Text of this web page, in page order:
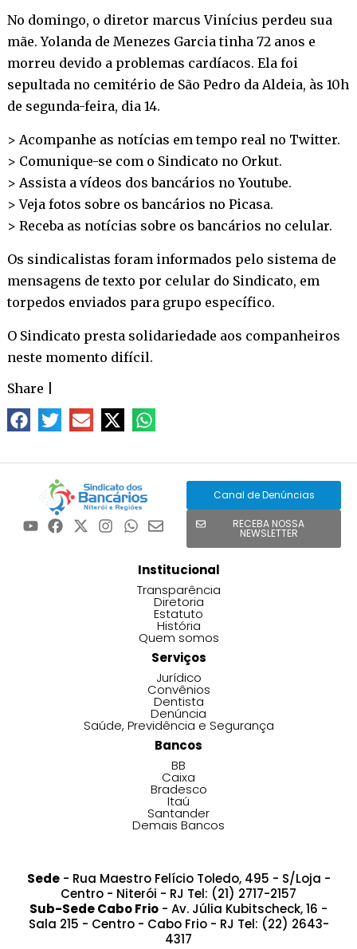
No domingo, o diretor marcus Vinícius perdeu sua
mãe. Yolanda de Menezes Garcia tinha 72 anos e
morreu devido a problemas cardíacos. Ela foi
sepultada no cemitério de São Pedro da Aldeia, às 10h
de segunda-feira, dia 14.
> Acompanhe as notícias em tempo real no Twitter.
> Comunique-se com o Sindicato no Orkut.
> Assista a vídeos dos bancários noYoutube.
> Veja fotos sobre os bancários no Picasa.
> Receba as notícias sobre os bancários no celular.
Os sindicalistas foram informados pelo sistema de
mensagens de texto por celular do Sindicato, em
torpedos enviados para grupo específico.
O Sindicato presta solidariedade aos companheiros
neste momento difícil.
Share
Canal de Denúncias
RECEBA NOSSA
NEWSLETTER
Institucional
Transparência
Diretoria
Estatuto
História
Quem somos
Serviços
Jurídico
Convênios
Dentista
Denúncia
Saúde, Previdência e Segurança
Bancos
BB
Caixa
Bradesco
Itaú
Santander
Demais Bancos
Sede- Rua Maestro Felício Toledo, 495 - S/Loja -
Centro - Niterói - RJ Tel: (21) 2717-2157
Sub-Sede Cabo Frio - Av. Júlia Kubitscheck, 16 -
Sala 215 - Centro - Cabo Frio - RJ Tel: (22) 2643-
4317